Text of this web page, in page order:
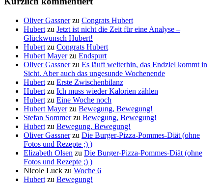
Oliver Gassnerzu Congrats Hubert
Hubert zu Jetzt ist nicht die Zeit für eine Analyse –
Glückwunsch Hubert!
Hubert zu Congrats Hubert
Hubert Mayerzu Endspurt
Oliver Gassnerzu Es läuft weiterhin, das Endziel kommt in
Sicht. Aber auch das ungesunde Wochenende
Hubert zu Erste Zwischenbilanz
Hubert zu Ich muss wieder Kalorien zählen
Hubert zu Eine Woche noch
Hubert Mayerzu Bewegung, Bewegung!
Stefan Sommerzu Bewegung, Bewegung!
Hubert zu Bewegung, Bewegung!
Oliver Gassnerzu Die Burger-Pizza-Pommes-Diät (ohne
Fotos und Rezepte ;) )
Elizabeth Olsen zu Die Burger-Pizza-Pommes-Diät (ohne
Fotos und Rezepte ;) )
Nicole Luck zu Woche 6
Hubert zu Bewegung!